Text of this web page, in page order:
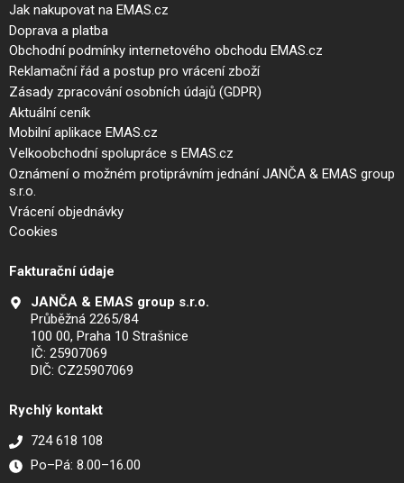
Jak nakupovat na EMAS.cz
Doprava a platba
Obchodní podmínky internetového obchodu EMAS.cz
Reklamační řád a postup pro vrácení zboží
Zásady zpracování osobních údajů (GDPR)
Aktuální ceník
Mobilní aplikace EMAS.cz
Velkoobchodní spolupráce s EMAS.cz
Oznámení o možném protiprávním jednání JANČA & EMAS group
s.r.o.
Vrácení objednávky
Cookies
Fakturační údaje
JANČA & EMAS group s.r.o.
Průběžná 2265/84
100 00, Praha 10 Strašnice
IČ: 25907069
DIČ: CZ25907069
Rychlý kontakt
724 618 108
Po–Pá: 8.00–16.00